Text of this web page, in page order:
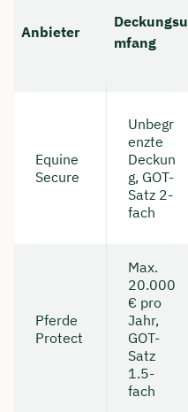
Anbieter
Deckungsu
mfang
Equine
Secure
Unbegr
enzte
Deckun
g, GOT-
Satz 2-
fach
Pferde
Protect
Max.
20.000
€ pro
Jahr,
GOT-
Satz
1.5-
fach